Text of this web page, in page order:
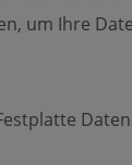
um Ihre